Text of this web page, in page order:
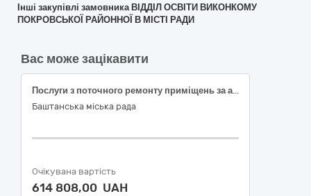
Інші закупівлі замовника ВІДДІЛ ОСВІТИ ВИКОНКОМУ
ПОКРОВСЬКОЇ РАЙОННОЇ В МІСТІ РАДИ
Вас може зацікавити
Послуги з поточного ремонту приміщень за адресою: вул. Ювілейна, 80, м. Баштанка, Миколаївська область (з метою облаштування приміщень для поліцейського офіцера громади та КО «Правопорядок»)
Баштанська міська рада
Очікувана вартість
614 808,00 UAH